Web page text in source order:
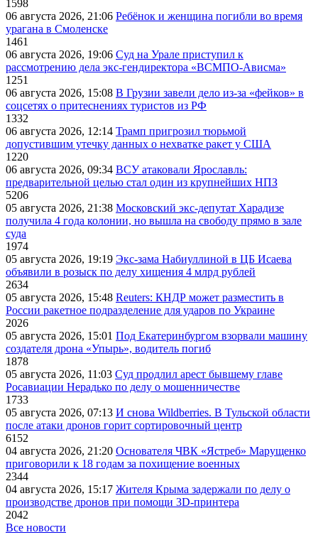
1598
06 августа 2026, 21:06 Ребёнок и женщина погибли во время
урагана в Смоленске
1461
06 августа 2026, 19:06 Суд на Урале приступил к
рассмотрению дела экс-гендиректора «ВСМПО-Ависма»
1251
06 августа 2026, 15:08 В Грузии завели дело из-за «фейков» в
соцсетях о притеснениях туристов из РФ
1332
06 августа 2026, 12:14 Трамп пригрозил тюрьмой
допустившим утечку данных о нехватке ракет у США
1220
06 августа 2026, 09:34 ВСУ атаковали Ярославль:
предварительной целью стал один из крупнейших НПЗ
5206
05 августа 2026, 21:38 Московский экс-депутат Харадизе
получила 4 года колонии, но вышла на свободу прямо в зале
суда
1974
05 августа 2026, 19:19 Экс-зама Набиуллиной в ЦБ Исаева
объявили в розыск по делу хищения 4 млрд рублей
2634
05 августа 2026, 15:48 Reuters: КНДР может разместить в
России ракетное подразделение для ударов по Украине
2026
05 августа 2026, 15:01 Под Екатеринбургом взорвали машину
создателя дрона «Упырь», водитель погиб
1878
05 августа 2026, 11:03 Суд продлил арест бывшему главе
Росавиации Нерадько по делу о мошенничестве
1733
05 августа 2026, 07:13 И снова Wildberries. В Тульской области
после атаки дронов горит сортировочный центр
6152
04 августа 2026, 21:20 Основателя ЧВК «Ястреб» Марущенко
приговорили к 18 годам за похищение военных
2344
04 августа 2026, 15:17 Жителя Крыма задержали по делу о
производстве дронов при помощи 3D‑принтера
2042
Все новости